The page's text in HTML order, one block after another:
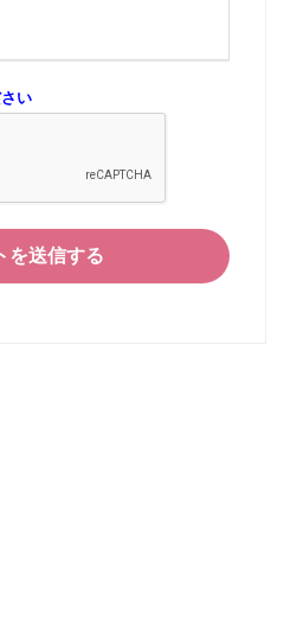
い
を送信する